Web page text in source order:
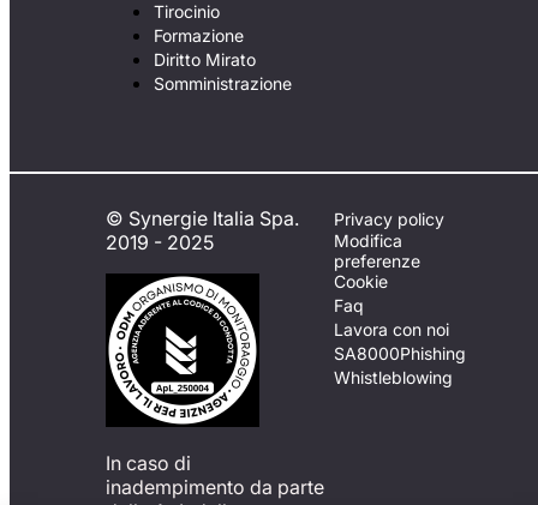
Tirocinio
Formazione
Diritto Mirato
Somministrazione
© Synergie Italia Spa.
2019 - 2025
In caso di
inadempimento da parte
Privacy policy
Modifica
preferenze
Cookie
Faq
Lavora con noi
SA8000Phishing
Whistleblowing